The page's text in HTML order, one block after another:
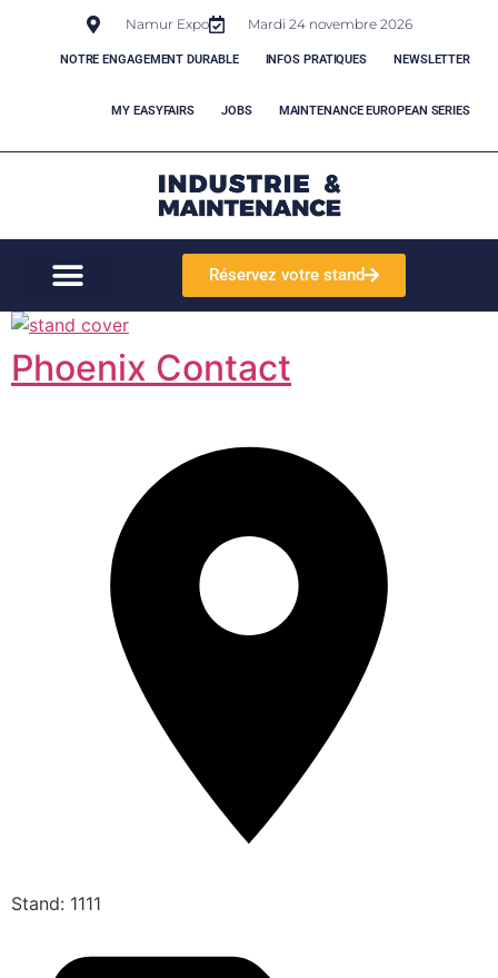
Namur Expo Mardi 24 novembre 2026
NOTRE ENGAGEMENT DURABLE INFOS PRATIQUES NEWSLETTER
MY EASYFAIRS JOBS MAINTENANCE EUROPEAN SERIES
Réservez votre stand
Phoenix Contact
Stand: 1111